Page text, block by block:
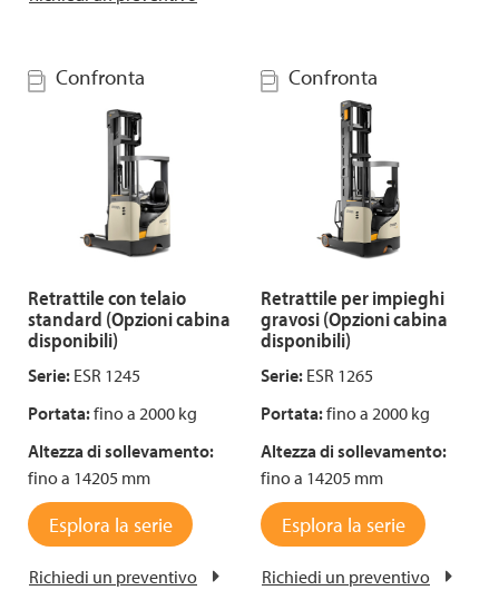
Confronta
Retrattile con telaio
standard (Opzioni cabina
disponibili)
Serie: ESR 1245
Portata:fino a 2000 kg
Altezza di sollevamento:
fino a 14205 mm
Esplora la serie
Richiedi un preventivo
Confronta
Retrattile per impieghi
gravosi (Opzioni cabina
disponibili)
Serie: ESR 1265
Portata:fino a 2000 kg
Altezza di sollevamento:
fino a 14205 mm
Esplora la serie
Richiedi un preventivo